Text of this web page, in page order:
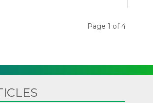
Page 1 of 4